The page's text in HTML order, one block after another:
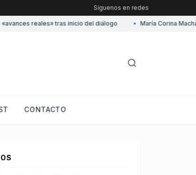
Síguenos en redes
reales» tras inicio del diálogo María Corina
CONTACTO